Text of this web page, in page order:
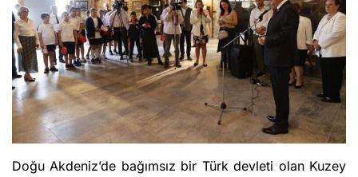
Doğu Akdeniz’de bağımsız bir Türk devleti olan Kuzey